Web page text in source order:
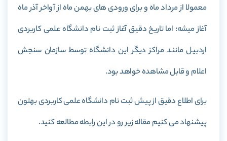
معمولا از مرداد ماه و برای ورودی های بهمن ماه از آواخر آذر ماه
آغاز میشه؛ اما تاریخ دقیق آغاز ثبت نام دانشگاه علمی کاربردی
اردبیل مانند مراکز دیگر این دانشگاه توسط سازمان سنجش
اعلام و قابل مشاهده خواهد بود.
برای اطلاع دقیق از پیش ثبت نام دانشگاه علمی کاربردی بهتون
پیشنهاد می کنیم مقاله زیر رو در این رابطه مطالعه کنید.